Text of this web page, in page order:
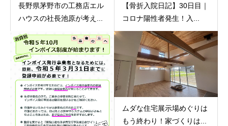
長野県茅野市の工務店エル
ハウスの社長池原が考え...
【骨折入院日記】30日目｜
コロナ陽性者発生！入...
ムダな住宅展示場めぐりは
もう終わり！家づくりは...